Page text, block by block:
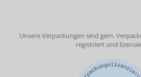
Unsere Verpackungen sind gem.
registriert und